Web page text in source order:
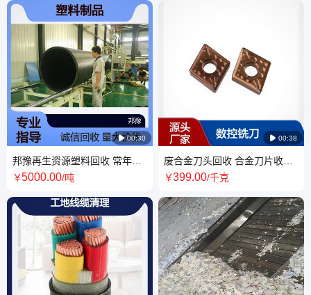
 00:30
邦豫再生资源塑料回收 常年收
购各类塑料制品 PE管材管道采
￥5000.00/吨
 00:38
废合金刀头回收 合金刀片收购
商家 数控铣刀高价采购 全款上
￥399.00/千克